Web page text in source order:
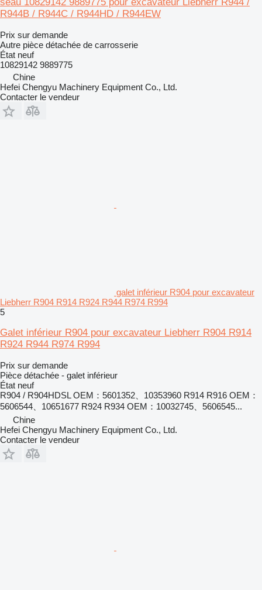
R944B / R944C / R944HD / R944EW
Prix sur demande
Autre pièce détachée de carrosserie
État neuf
10829142 9889775
Chine
Hefei Chengyu Machinery Equipment Co., Ltd.
Contacter le vendeur
galet inférieur R904 pour excavateur
Liebherr R904 R914 R924 R944 R974 R994
5
Galet inférieur R904 pour excavateur Liebherr R904 R914
R924 R944 R974 R994
Prix sur demande
Pièce détachée - galet inférieur
État neuf
R904 / R904HDSL OEM：5601352、10353960 R914 R916 OEM：
5606544、10651677 R924 R934 OEM：10032745、5606545...
Chine
Hefei Chengyu Machinery Equipment Co., Ltd.
Contacter le vendeur